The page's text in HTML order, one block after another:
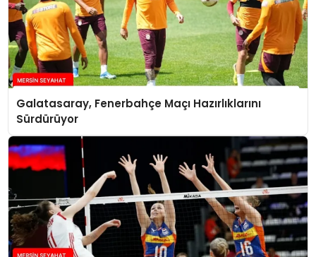
Galatasaray, Fenerbahçe Maçı Hazırlıklarını
Sürdürüyor